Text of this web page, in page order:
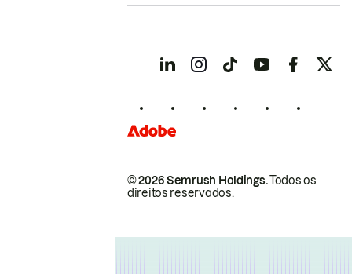
© 2026 Semrush Holdings.Todos os
direitos reservados.